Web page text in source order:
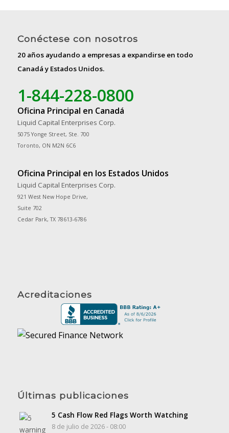
Conéctese con nosotros
20 años ayudando a empresas a expandirse en todo
Canadá y Estados Unidos.
1-844-228-0800
Oficina Principal en Canadá
Liquid Capital Enterprises Corp.
5075 Yonge Street, Ste. 700
Toronto, ON M2N 6C6
Oficina Principal en los Estados Unidos
Liquid Capital Enterprises Corp.
921 West New Hope Drive,
Suite 702
Cedar Park, TX 78613-6786
Acreditaciones
Últimas publicaciones
5 Cash Flow Red Flags Worth Watching
8 de julio de 2026 - 08:00